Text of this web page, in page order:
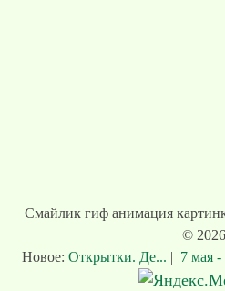
Смайлик гиф анимация
© 2026
Новое: Открытки. Де... | 7 мая